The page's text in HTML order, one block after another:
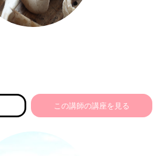
この講師の講座を見る